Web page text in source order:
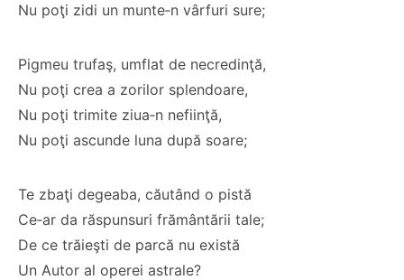
Nu poţi zidi un munte‑n vârfuri sure;
Pigmeu trufaş, umflat de necredinţă,
Nu poţi crea a zorilor splendoare,
Nu poţi trimite ziua‑n nefiinţă,
Nu poţi ascunde luna după soare;
Te zbaţi degeaba, căutând o pistă
Ce‑ar da răspunsuri frământării tale;
De ce trăieşti de parcă nu există
Un Autor al operei astrale?